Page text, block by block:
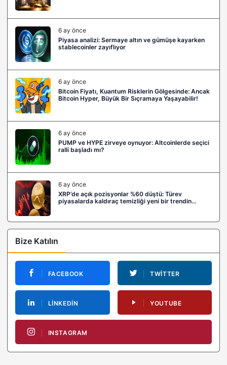
6 ay önce
Piyasa analizi: Sermaye altın ve gümüşe kayarken
stablecoinler zayıflıyor
6 ay önce
Bitcoin Fiyatı, Kuantum Risklerin Gölgesinde: Ancak
Bitcoin Hyper, Büyük Bir Sıçramaya Yaşayabilir!
6 ay önce
PUMP ve HYPE zirveye oynuyor: Altcoinlerde seçici
ralli başladı mı?
6 ay önce
XRP’de açık pozisyonlar %60 düştü: Türev
piyasalarda kaldıraç temizliği yeni bir trendin
Bize Katılın
FACEBOOK TWITTER
LINKEDIN YOUTUBE
INSTAGRAM